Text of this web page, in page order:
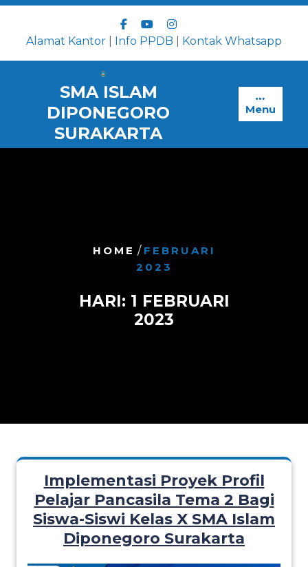
Skip
contentAlamat Kantor Info PPDB Kontak Whatsapp
SMA ISLAM
DIPONEGORO
SURAKARTA
Menu
HOME / FEBRUARI
2023
HARI: 1 FEBRUARI
2023
Implementasi Proyek Profil
Pelajar Pancasila Tema 2 Bagi
Siswa-Siswi Kelas X SMA Islam
Diponegoro Surakarta